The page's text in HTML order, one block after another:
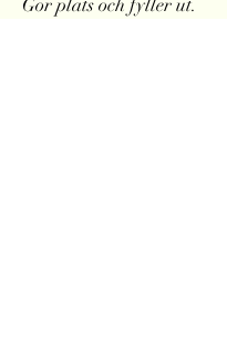
Gör plats och fyller ut.